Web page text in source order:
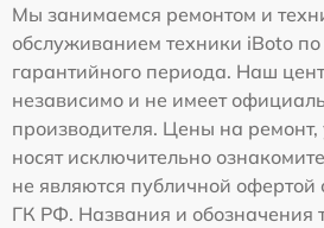
Мы занимаемся ремонтом и
обслуживанием техники iBoto по
гарантийного периода. Наш
независимо и не имеет
производителя. Цены на
носят исключительно
не являются публичной офертой
ГК РФ. Названия и обозначения